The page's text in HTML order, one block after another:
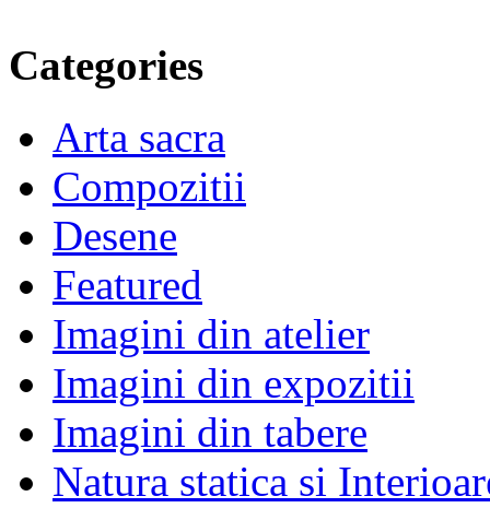
Categories
Arta sacra
Compozitii
Desene
Featured
Imagini din atelier
Imagini din expozitii
Imagini din tabere
Natura statica si